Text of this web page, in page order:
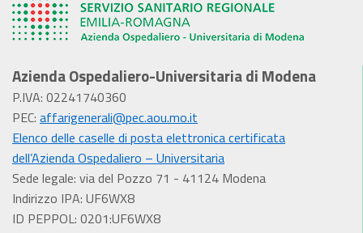
Azienda Ospedaliero-Universitaria di Modena
P.IVA: 02241740360
PEC: affarigenerali@pec.aou.mo.it
Elenco delle caselle di posta elettronica certificata
dell’Azienda Ospedaliero – Universitaria
Sede legale: via del Pozzo 71 - 41124 Modena
Indirizzo IPA: UF6WX8
ID PEPPOL: 0201:UF6WX8